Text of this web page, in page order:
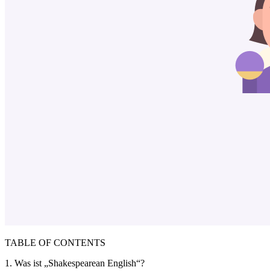
TABLE OF CONTENTS
1. Was ist „Shakespearean English“?